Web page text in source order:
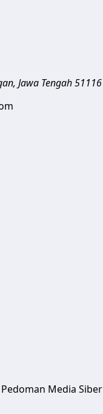
, Jawa Tengah51116
Pedoman Media Siber